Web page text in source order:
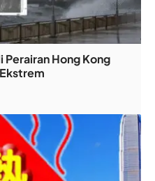
Perairan Hong Kong